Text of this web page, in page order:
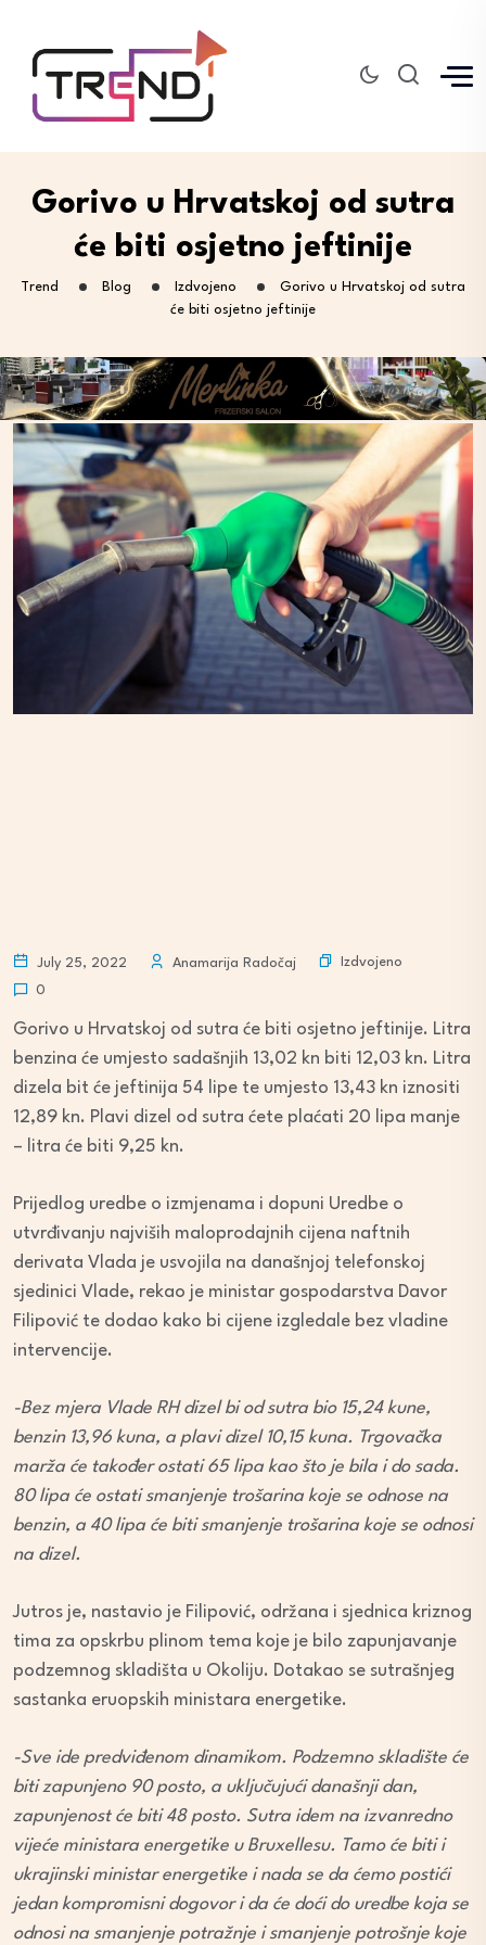
Gorivo u Hrvatskoj od sutra
će biti osjetno jeftinije
Trend Blog Izdvojeno
Gorivo u Hrvatskoj od sutra
će biti osjetno jeftinije
July 25, 2022 Anamarija Radočaj
Izdvojeno
0
Gorivo u Hrvatskoj od sutra će biti osjetno jeftinije. Litra
benzina će umjesto sadašnjih 13,02 kn biti 12,03 kn. Litra
dizela bit će jeftinija 54 lipe te umjesto 13,43 kn iznositi
12,89 kn. Plavi dizel od sutra ćete plaćati 20 lipa manje
– litra će biti 9,25 kn.
Prijedlog uredbe o izmjenama i dopuni Uredbe o
utvrđivanju najviših maloprodajnih cijena naftnih
derivata Vlada je usvojila na današnjoj telefonskoj
sjedinici Vlade, rekao je ministar gospodarstva Davor
Filipović te dodao kako bi cijene izgledale bez vladine
intervencije.
-Bez mjera Vlade RH dizel bi od sutra bio 15,24 kune,
benzin 13,96 kuna, a plavi dizel 10,15 kuna. Trgovačka
marža će također ostati 65 lipa kao što je bila i do sada.
80 lipa će ostati smanjenje trošarina koje se odnose na
benzin, a 40 lipa će biti smanjenje trošarina koje se odnosi
na dizel.
Jutros je, nastavio je Filipović, održana i sjednica kriznog
tima za opskrbu plinom tema koje je bilo zapunjavanje
podzemnog skladišta u Okoliju. Dotakao se sutrašnjeg
sastanka eruopskih ministara energetike.
-Sve ide predviđenom dinamikom. Podzemno skladište će
biti zapunjeno 90 posto, a uključujući današnji dan,
zapunjenost će biti 48 posto. Sutra idem na izvanredno
vijeće ministara energetike u Bruxellesu. Tamo će biti i
ukrajinski ministar energetike i nada se da ćemo postići
jedan kompromisni dogovor i da će doći do uredbe koja se
odnosi na smanjenje potražnje i smanjenje potrošnje koje